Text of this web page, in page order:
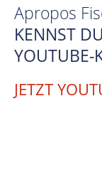
Apropos
KENNST
YOUTUBE-
JETZT